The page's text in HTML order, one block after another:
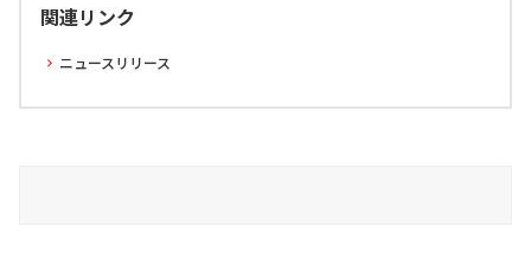
関連リンク
ニュースリリース